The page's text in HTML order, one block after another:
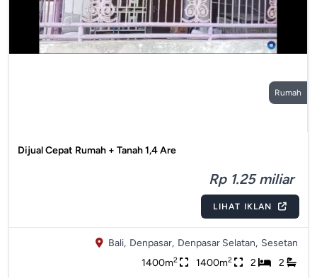
Rumah
Dijual Cepat Rumah + Tanah 1,4 Are
Rp 1.25 miliar
LIHAT IKLAN
Bali, Denpasar, Denpasar Selatan, Sesetan
1400m2 1400m2 2 2